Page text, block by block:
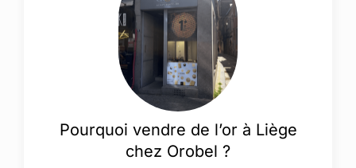
Pourquoi vendre de l’or à Liège
chez Orobel ?